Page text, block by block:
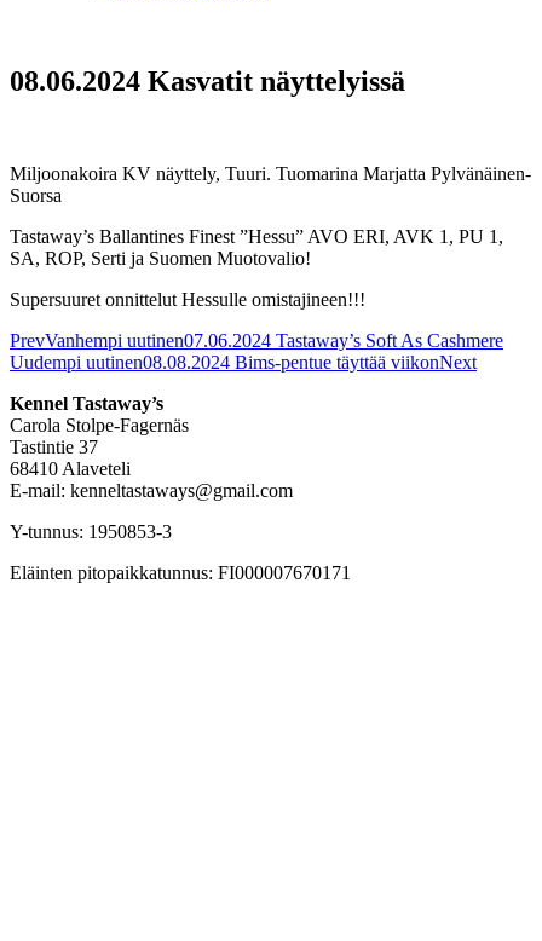
08.06.2024 Kasvatit näyttelyissä
Miljoonakoira KV näyttely, Tuuri. Tuomarina Marjatta Pylvänäinen-
Suorsa
Tastaway’s Ballantines Finest ”Hessu” AVO ERI, AVK 1, PU 1,
SA, ROP, Serti ja Suomen Muotovalio!
Supersuuret onnittelut Hessulle omistajineen!!!
PrevVanhempi uutinen07.06.2024 Tastaway’s Soft As Cashmere
Uudempi uutinen08.08.2024 Bims-pentue täyttää viikonNext
Kennel Tastaway’s
Carola Stolpe-Fagernäs
Tastintie 37
68410 Alaveteli
E-mail: kenneltastaways@gmail.com
Y-tunnus: 1950853-3
Eläinten pitopaikkatunnus: FI000007670171